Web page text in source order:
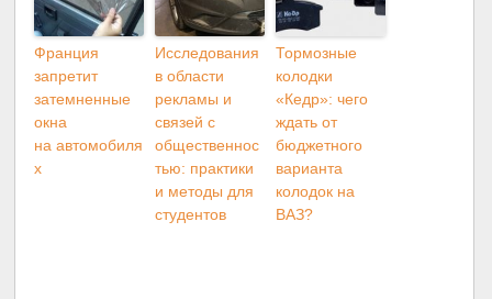
Франция
запретит
затемненные
окна
на автомобиля
х
Исследования
в области
рекламы и
связей с
общественнос
тью: практики
и методы для
студентов
Тормозные
колодки
«Кедр»: чего
ждать от
бюджетного
варианта
колодок на
ВАЗ?